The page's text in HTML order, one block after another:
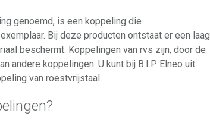
genoemd, is een koppeling die
Bij deze producten ontstaat er een laag
beschermt. Koppelingen van rvs zijn, door de
andere koppelingen. U kunt bij B.I.P. Elneo uit
van roestvrijstaal.